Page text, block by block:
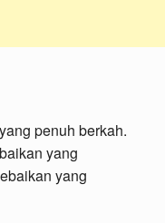
penuh berkah.
yang
yang